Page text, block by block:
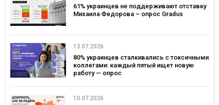
61% украинцев не поддерживают отставку
Михаила Федорова – опрос Gradus
13.07.2026
80% украинцев сталкивались с токсичными
коллегами: каждый пятый ищет новую
работу — опрос
10.07.2026